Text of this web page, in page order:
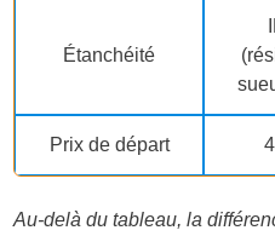
Étanchéité
Prix de départ
Au-delà du tableau, la